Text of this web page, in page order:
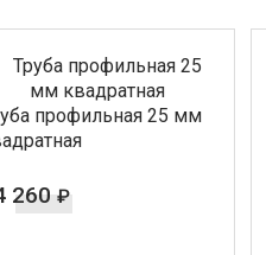
профильная 25 мм
260 ₽